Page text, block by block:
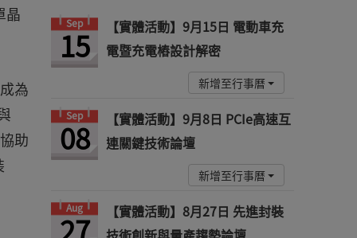
晶
為
助
Sep
15
【實體活動】9月15日 電動車充
電暨充電樁設計解密
新增至行事曆
Sep
08
【實體活動】9月8日 PCIe高速互
連關鍵技術論壇
新增至行事曆
Aug
【實體活動】8月27日 先進封裝